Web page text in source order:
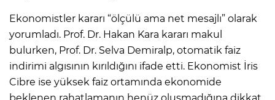
Ekonomistler kararı “ölçülü ama net mesajlı” olarak
yorumladı. Prof. Dr. Hakan Kara kararı makul
bulurken, Prof. Dr. Selva Demiralp, otomatik faiz
indirimi algısının kırıldığını ifade etti. Ekonomist İris
Cibre ise yüksek faiz ortamında ekonomide